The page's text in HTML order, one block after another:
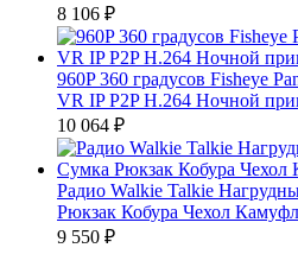
8 106 ₽
960P 360 градусов Fisheye
VR IP P2P H.264 Ночной
10 064 ₽
Радио Walkie Talkie
Рюкзак Кобура Чехол
9 550 ₽